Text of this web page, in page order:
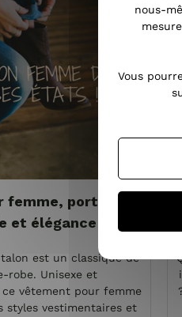
femme, portez-le
et élégance !
est un classique de
robe. Unisexe et
vêtement pour femme
styles vestimentaires et
nous-
Vous